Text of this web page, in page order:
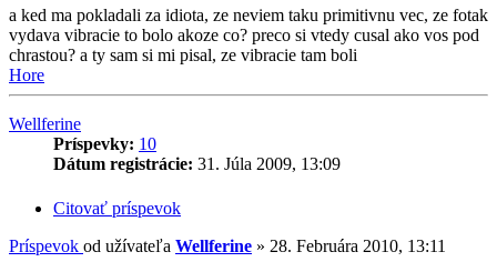
a ked ma pokladali za idiota, ze neviem taku primitivnu vec, ze fotak
vydava vibracie to bolo akoze co? preco si vtedy cusal ako vos pod
chrastou? a ty sam si mi pisal, ze vibracie tam boli
Hore
Wellferine
Príspevky: 10
Dátum registrácie: 31. Júla 2009, 13:09
Citovať príspevok
Príspevok od užívateľa Wellferine » 28. Februára 2010, 13:11